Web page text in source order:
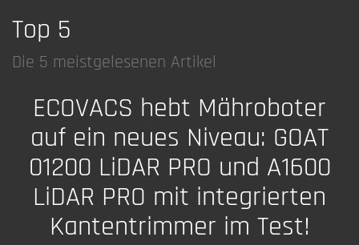
Top 5
Die 5 meistgelesenen Artikel
ECOVACS hebt Mähroboter
auf ein neues Niveau: GOAT
01200 LiDAR PRO und A1600
LiDAR PRO mit integrierten
Kantentrimmer im Test!